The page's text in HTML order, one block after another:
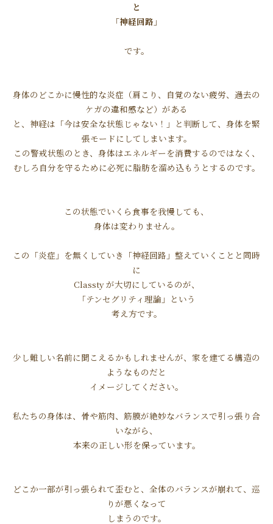
と
「神経回路」
です。
身体のどこかに慢性的な炎症（肩こり、自覚のない疲労、過去の
ケガの違和感など）がある
と、神経は「今は安全な状態じゃない！」と判断して、身体を緊
張モードにしてしまいます。
この警戒状態のとき、身体はエネルギーを消費するのではなく、
むしろ自分を守るために必死に脂肪を溜め込もうとするのです。
この状態でいくら食事を我慢しても、
身体は変わりません。
この「炎症」を無くしていき「神経回路」整えていくことと同時
に
Classty が大切にしているのが、
「テンセグリティ理論」という
考え方です。
少し難しい名前に聞こえるかもしれませんが、家を建てる構造の
ようなものだと
イメージしてください。
私たちの身体は、骨や筋肉、筋膜が絶妙なバランスで引っ張り合
いながら、
本来の正しい形を保っています。
どこか一部が引っ張られて歪むと、全体のバランスが崩れて、巡
りが悪くなって
しまうのです。